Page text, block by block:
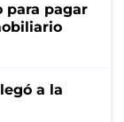
para pagar
a la